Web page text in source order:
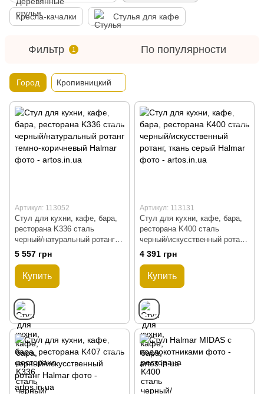
Кресла-качалки Стулья для кафе
Фильтр 1 По популярности
Город Кропивницкий
Артикул: 113052
Стул для кухни, кафе, бара,
ресторана K336 сталь
черный/натуральный ротанг
темно-коричневый Halmar
5 557 грн
Купить
Артикул: 113131
Стул для кухни, кафе, бара,
ресторана K400 сталь
черный/искусственный ротанг,
ткань серый Halmar
4 391 грн
Купить